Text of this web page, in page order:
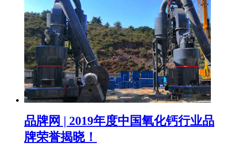
品牌网 | 2019年度中国氧化钙行业品
牌荣誉揭晓！